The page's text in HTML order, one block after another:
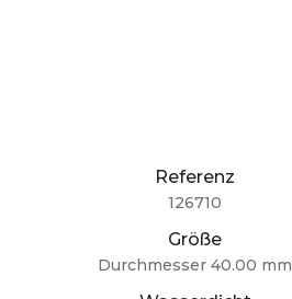
Referenz
126710
Größe
Durchmesser 40.00 mm